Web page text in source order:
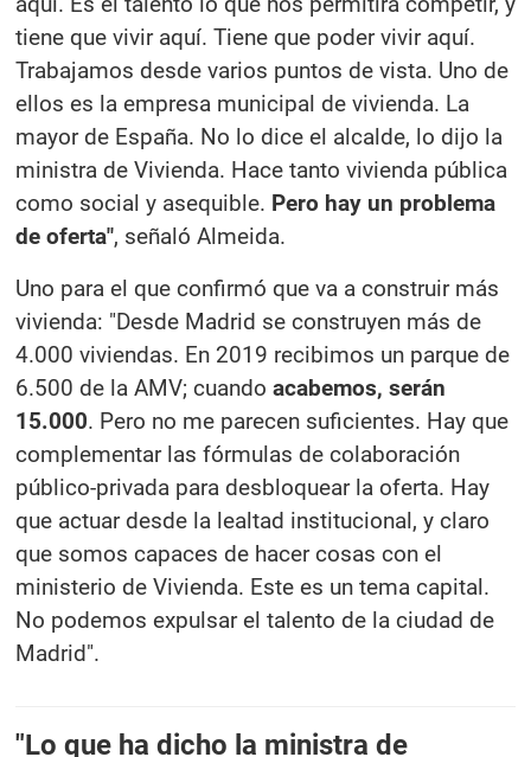
tiene que vivir aquí. Tiene que poder vivir aquí.
Trabajamos desde varios puntos de vista. Uno de
ellos es la empresa municipal de vivienda. La
mayor de España. No lo dice el alcalde, lo dijo la
ministra de Vivienda. Hace tanto vivienda pública
como social y asequible. Pero hay un problema
de oferta", señaló Almeida.
Uno para el que confirmó que va a construir más
vivienda: "Desde Madrid se construyen más de
4.000 viviendas. En 2019 recibimos un parque de
6.500 de la AMV; cuando acabemos, serán
15.000. Pero no me parecen suficientes. Hay que
complementar las fórmulas de colaboración
público-privada para desbloquear la oferta. Hay
que actuar desde la lealtad institucional, y claro
que somos capaces de hacer cosas con el
ministerio de Vivienda. Este es un tema capital.
No podemos expulsar el talento de la ciudad de
Madrid".
"Lo que ha dicho la ministra de